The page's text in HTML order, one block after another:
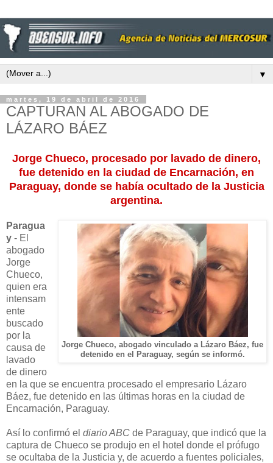
▼
martes, 19 de abril de 2016
CAPTURAN AL ABOGADO DE
LÁZARO BÁEZ
Jorge Chueco, procesado por lavado de dinero,
fue detenido en la ciudad de Encarnación, en
Paraguay, donde se había ocultado de la Justicia
argentina.
Jorge Chueco, abogado vinculado a Lázaro Báez, fue
detenido en el Paraguay, según se informó.
Paragua
y - El
abogado
Jorge
Chueco,
quien era
intensam
ente
buscado
por la
causa de
lavado
de dinero
en la que se encuentra procesado el empresario Lázaro
Báez, fue detenido en las últimas horas en la ciudad de
Encarnación, Paraguay.
Así lo confirmó el diario ABC de Paraguay, que indicó que la
captura de Chueco se produjo en el hotel donde el prófugo
se ocultaba de la Justicia y, de acuerdo a fuentes policiales,